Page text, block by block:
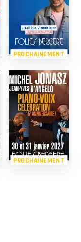
PROCHAINEMENT
PROCHAINEMENT